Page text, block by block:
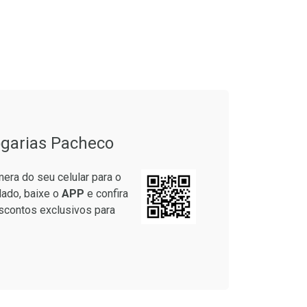
Pacheco
do seu celular para o
baixe o APP e confira
exclusivos para